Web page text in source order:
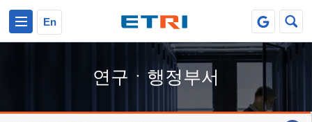
En
연구ㆍ행정부서